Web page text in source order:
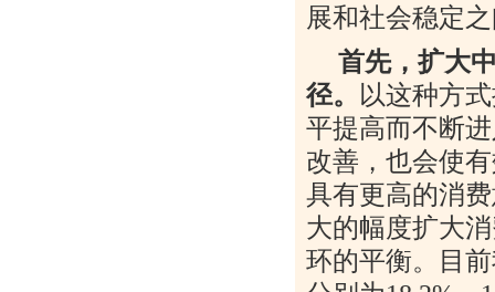
展和社会稳定
首先，扩大
径。
以这种方
平提高而不断
改善，也会使
具有更高的消
大的幅度扩大
环的平衡。目